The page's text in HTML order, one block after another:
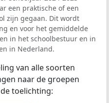
een praktische of een
zijn gegaan. Dit wordt
en voor het gemiddelde
in het schoolbestuur en in
in Nederland.
van alle soorten
naar de groepen
toelichting: